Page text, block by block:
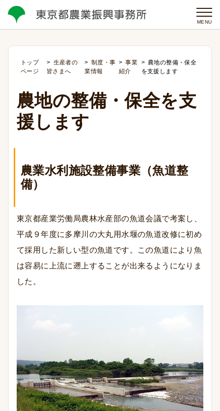
MENU
トップ
ページ
生産者の
皆さまへ
制度・事
業情報
事業
紹介
農地の整備・保全
を支援します
農地の整備・保全を支
援します
農業水利施設整備事業（魚道整
備）
東京都産業労働局農林水産部の魚道会議で考案し、
平成９年度に多摩川の大丸用水堰の魚道改修に初め
て採用した新しい型の魚道です。この魚道により魚
は容易に上流に遡上することが出来るようになりま
した。